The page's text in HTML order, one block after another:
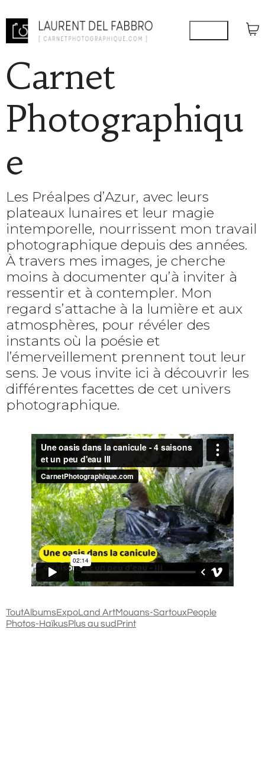
Carnet
Photographiqu
e
Les Préalpes d’Azur, avec leurs
plateaux lunaires et leur magie
intemporelle, nourrissent mon travail
photographique depuis des années.
À travers mes images, je cherche
moins à documenter qu’à inviter à
ressentir et à contempler. Mon
regard s’attache à la lumière et aux
atmosphères, pour révéler des
instants où la poésie et
l’émerveillement prennent tout leur
sens. Je vous invite ici à découvrir les
différentes facettes de cet univers
photographique.
ToutAlbumsExpoLand ArtMouans-SartouxPeople
Photos-HaïkusPlus au sudPrint